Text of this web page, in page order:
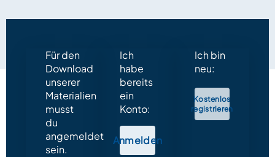
Für den
Download
unserer
Materialien
musst
du
angemeldet
sein.
Ich
habe
bereits
ein
Konto:
Anmelden
Ich bin
neu:
Kostenlos
registrieren